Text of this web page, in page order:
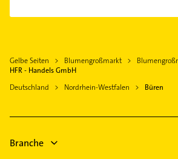
Salzkotten
Brilon
Warstein
Olsberg
Marsberg
Heizungsfirmen
Physikalische Therapie
Krankengymnastik
Gelbe Seiten Blumengroßmarkt
HFR - Handels GmbH
Deutschland
Nordrhein-Westfalen Büren
Branche